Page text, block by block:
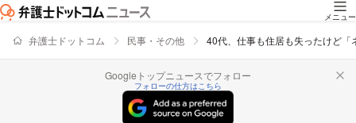
メニュー
弁護士ドットコム 民事・その他 40代、仕事も住居も失ったけど
Googleトップニュースでフォロー
フォローの仕方はこちら